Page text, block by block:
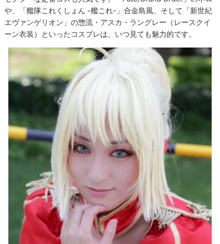
や、「艦隊これくしょん -艦これ-」合金島風、そして「新世紀
エヴァンゲリオン」の惣流・アスカ・ラングレー（レースクイ
ーン衣装）といったコスプレは、いつ見ても魅力的です。